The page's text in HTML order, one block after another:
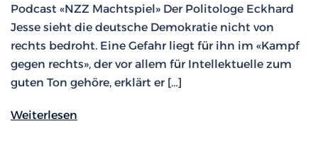
Podcast «NZZ Machtspiel» Der Politologe Eckhard
Jesse sieht die deutsche Demokratie nicht von
rechts bedroht. Eine Gefahr liegt für ihn im «Kampf
gegen rechts», der vor allem für Intellektuelle zum
guten Ton gehöre, erklärt er […]
Weiterlesen